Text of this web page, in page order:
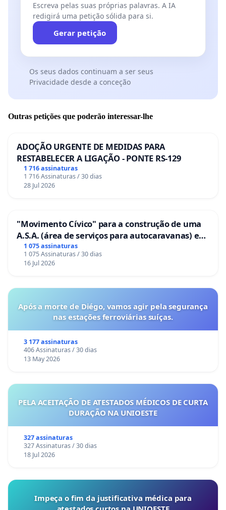
Escreva pelas suas próprias palavras. A IA
redigirá uma petição sólida para si.
Gerar petição
Os seus dados continuam a ser seus
Privacidade desde a conceção
Outras petições que poderão interessar-lhe
ADOÇÃO URGENTE DE MEDIDAS PARA
RESTABELECER A LIGAÇÃO - PONTE RS-129
1 716 assinaturas
1 716 Assinaturas / 30 dias
28 Jul 2026
"Movimento Cívico" para a construção de uma
A.S.A. (área de serviços para autocaravanas) em
Coimbra
1 075 assinaturas
1 075 Assinaturas / 30 dias
16 Jul 2026
Após a morte de Diégo, vamos agir pela segurança
nas estações ferroviárias suíças.
3 177 assinaturas
406 Assinaturas / 30 dias
13 May 2026
PELA ACEITAÇÃO DE ATESTADOS MÉDICOS DE CURTA
DURAÇÃO NA UNIOESTE
327 assinaturas
327 Assinaturas / 30 dias
18 Jul 2026
Impeça o fim da justificativa médica para